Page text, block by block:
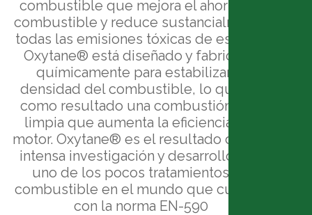
combustible que mejora el ahorro de
combustible y reduce sustancialmente
todas las emisiones tóxicas de escape.
Oxytane® está diseñado y fabricado
químicamente para estabilizar la
densidad del combustible, lo que da
como resultado una combustión más
limpia que aumenta la eficiencia del
motor. Oxytane® es el resultado de una
intensa investigación y desarrollo y es
uno de los pocos tratamientos de
combustible en el mundo que cumple
con la norma EN-590